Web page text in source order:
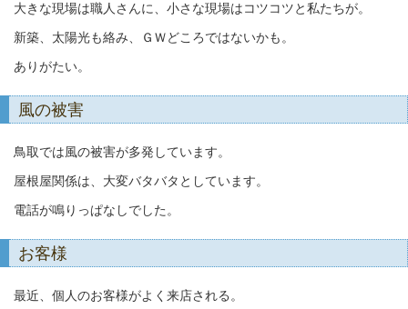
大きな現場は職人さんに、小さな現場はコツコツと私たちが。
新築、太陽光も絡み、ＧＷどころではないかも。
ありがたい。
風の被害
鳥取では風の被害が多発しています。
屋根屋関係は、大変バタバタとしています。
電話が鳴りっぱなしでした。
お客様
最近、個人のお客様がよく来店される。